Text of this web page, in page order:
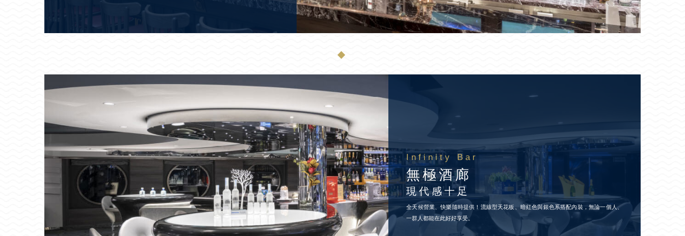
◆
Infinity Bar
無極酒廊
現代感十足
全天候營業、快樂隨時提供！流線型天花板、暗紅色與銀色系搭配內裝，無論一個人、
一群人都能在此好好享受。